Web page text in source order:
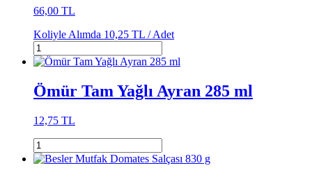
66,00 TL
Koliyle Alımda 10,25 TL /Adet
Ömür Tam Yağlı Ayran 285 ml
12,75 TL